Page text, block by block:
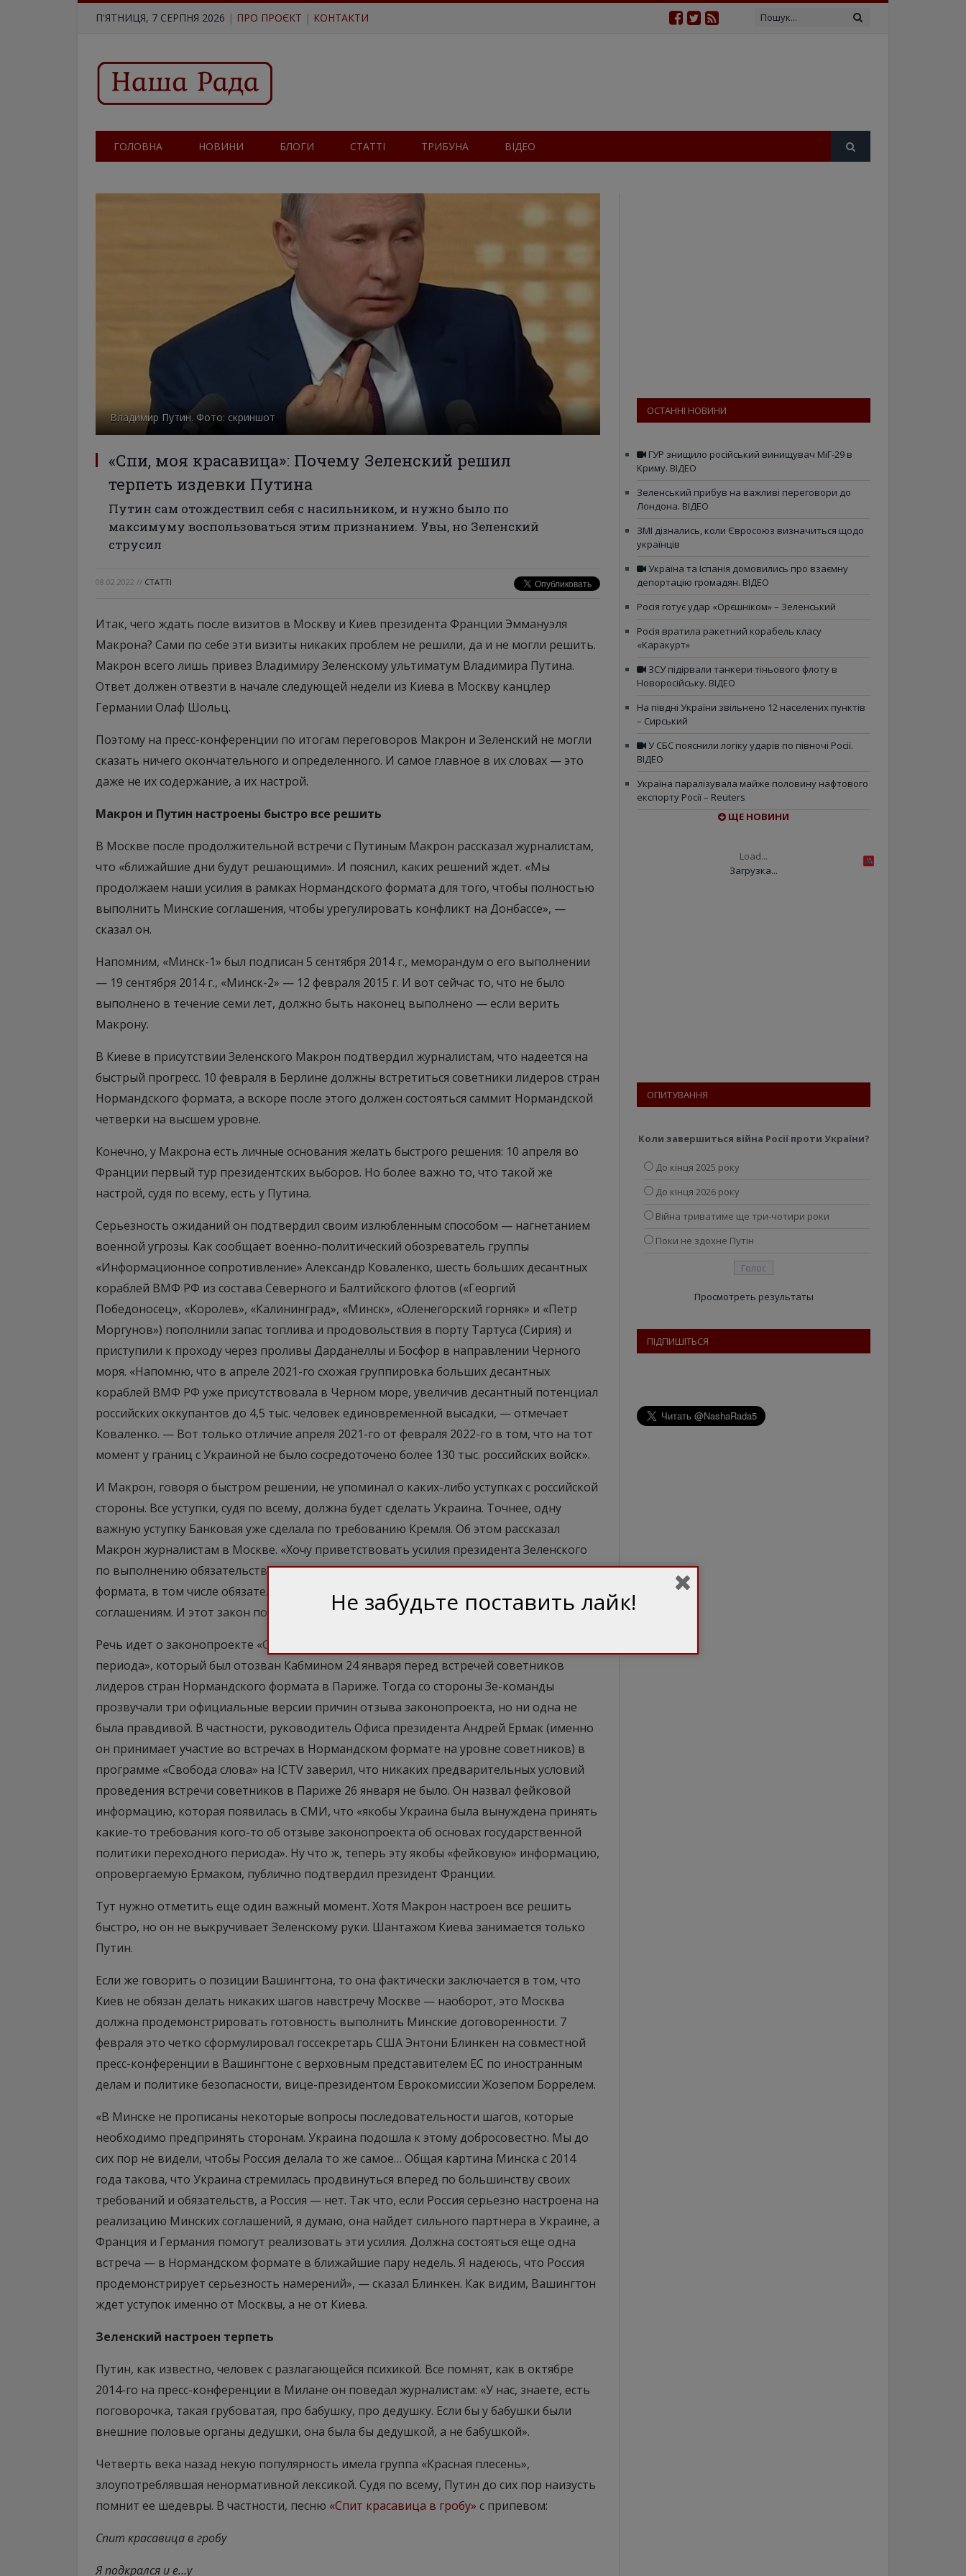
П'ЯТНИЦЯ, 7 СЕРПНЯ 2026 | ПРО ПРОЄКТ | КОНТАКТИ
ГОЛОВНА НОВИНИ БЛОГИ СТАТТІ ТРИБУНА ВІДЕО
Владимир Путин. Фото: скриншот
«Спи, моя красавица»: Почему Зеленский решил
терпеть издевки Путина
Путин сам отождествил себя с насильником, и нужно было по
максимуму воспользоваться этим признанием. Увы, но Зеленский
струсил
08.02.2022 // СТАТТІ
Итак, чего ждать после визитов в Москву и Киев президента Франции Эммануэля
Макрона? Сами по себе эти визиты никаких проблем не решили, да и не могли решить.
Макрон всего лишь привез Владимиру Зеленскому ультиматум Владимира Путина.
Ответ должен отвезти в начале следующей недели из Киева в Москву канцлер
Германии Олаф Шольц.
Поэтому на пресс-конференции по итогам переговоров Макрон и Зеленский не могли
сказать ничего окончательного и определенного. И самое главное в их словах — это
даже не их содержание, а их настрой.
Макрон и Путин настроены быстро все решить
В Москве после продолжительной встречи с Путиным Макрон рассказал журналистам,
что «ближайшие дни будут решающими». И пояснил, каких решений ждет. «Мы
продолжаем наши усилия в рамках Нормандского формата для того, чтобы полностью
выполнить Минские соглашения, чтобы урегулировать конфликт на Донбассе», —
сказал он.
Напомним, «Минск-1» был подписан 5 сентября 2014 г., меморандум о его выполнении
— 19 сентября 2014 г., «Минск-2» — 12 февраля 2015 г. И вот сейчас то, что не было
выполнено в течение семи лет, должно быть наконец выполнено — если верить
Макрону.
В Киеве в присутствии Зеленского Макрон подтвердил журналистам, что надеется на
быстрый прогресс. 10 февраля в Берлине должны встретиться советники лидеров стран
Нормандского формата, а вскоре после этого должен состояться саммит Нормандской
четверки на высшем уровне.
Конечно, у Макрона есть личные основания желать быстрого решения: 10 апреля во
Франции первый тур президентских выборов. Но более важно то, что такой же
настрой, судя по всему, есть у Путина.
Серьезность ожиданий он подтвердил своим излюбленным способом — нагнетанием
военной угрозы. Как сообщает военно-политический обозреватель группы
«Информационное сопротивление» Александр Коваленко, шесть больших десантных
кораблей ВМФ РФ из состава Северного и Балтийского флотов («Георгий
Победоносец», «Королев», «Калининград», «Минск», «Оленегорский горняк» и «Петр
Моргунов») пополнили запас топлива и продовольствия в порту Тартуса (Сирия) и
приступили к проходу через проливы Дарданеллы и Босфор в направлении Черного
моря. «Напомню, что в апреле 2021-го схожая группировка больших десантных
кораблей ВМФ РФ уже присутствовала в Черном море, увеличив десантный потенциал
российских оккупантов до 4,5 тыс. человек единовременной высадки, — отмечает
Коваленко. — Вот только отличие апреля 2021-го от февраля 2022-го в том, что на тот
момент у границ с Украиной не было сосредоточено более 130 тыс. российских войск».
И Макрон, говоря о быстром решении, не упоминал о каких-либо уступках с российской
стороны. Все уступки, судя по всему, должна будет сделать Украина. Точнее, одну
важную уступку Банковая уже сделала по требованию Кремля. Об этом рассказал
Макрон журналистам в Москве. «Хочу приветствовать усилия президента Зеленского
по выполнению обязательств, которые он взял на себя в рамках (Нормандского)
формата, в том числе обязательства отозвать закон, не соответствующий Минским
соглашениям. И этот закон по инициативе Зеленского был отозван», — заявил Макрон.
Речь идет о законопроекте «Об основах государственной политики переходного
периода», который был отозван Кабмином 24 января перед встречей советников
лидеров стран Нормандского формата в Париже. Тогда со стороны Зе-команды
прозвучали три официальные версии причин отзыва законопроекта, но ни одна не
была правдивой. В частности, руководитель Офиса президента Андрей Ермак (именно
он принимает участие во встречах в Нормандском формате на уровне советников) в
программе «Свобода слова» на ICTV заверил, что никаких предварительных условий
проведения встречи советников в Париже 26 января не было. Он назвал фейковой
информацию, которая появилась в СМИ, что «якобы Украина была вынуждена принять
какие-то требования кого-то об отзыве законопроекта об основах государственной
политики переходного периода». Ну что ж, теперь эту якобы «фейковую» информацию,
опровергаемую Ермаком, публично подтвердил президент Франции.
Тут нужно отметить еще один важный момент. Хотя Макрон настроен все решить
быстро, но он не выкручивает Зеленскому руки. Шантажом Киева занимается только
Путин.
Если же говорить о позиции Вашингтона, то она фактически заключается в том, что
Киев не обязан делать никаких шагов навстречу Москве — наоборот, это Москва
должна продемонстрировать готовность выполнить Минские договоренности. 7
февраля это четко сформулировал госсекретарь США Энтони Блинкен на совместной
пресс-конференции в Вашингтоне с верховным представителем ЕС по иностранным
делам и политике безопасности, вице-президентом Еврокомиссии Жозепом Боррелем.
«В Минске не прописаны некоторые вопросы последовательности шагов, которые
необходимо предпринять сторонам. Украина подошла к этому добросовестно. Мы до
сих пор не видели, чтобы Россия делала то же самое… Общая картина Минска с 2014
года такова, что Украина стремилась продвинуться вперед по большинству своих
требований и обязательств, а Россия — нет. Так что, если Россия серьезно настроена на
реализацию Минских соглашений, я думаю, она найдет сильного партнера в Украине, а
Франция и Германия помогут реализовать эти усилия. Должна состояться еще одна
встреча — в Нормандском формате в ближайшие пару недель. Я надеюсь, что Россия
продемонстрирует серьезность намерений», — сказал Блинкен. Как видим, Вашингтон
ждет уступок именно от Москвы, а не от Киева.
Зеленский настроен терпеть
Путин, как известно, человек с разлагающейся психикой. Все помнят, как в октябре
2014-го на пресс-конференции в Милане он поведал журналистам: «У нас, знаете, есть
поговорочка, такая грубоватая, про бабушку, про дедушку. Если бы у бабушки были
внешние половые органы дедушки, она была бы дедушкой, а не бабушкой».
Четверть века назад некую популярность имела группа «Красная плесень»,
злоупотреблявшая ненормативной лексикой. Судя по всему, Путин до сих пор наизусть
помнит ее шедевры. В частности, песню «Спит красавица в гробу» с припевом:
Спит красавица в гробу
Я подкрался и е…у
ОСТАННІ НОВИНИ
ГУР знищило російський винищувач МіГ-29 в
Криму. ВІДЕО
Зеленський прибув на важливі переговори до
Лондона. ВІДЕО
ЗМІ дізнались, коли Євросоюз визначиться щодо
українців
Україна та Іспанія домовились про взаємну
депортацію громадян. ВІДЕО
Росія готує удар «Орєшніком» – Зеленський
Росія вратила ракетний корабель класу
«Каракурт»
ЗСУ підірвали танкери тіньового флоту в
Новоросійську. ВІДЕО
На півдні України звільнено 12 населених пунктів
– Сирський
У СБС пояснили логіку ударів по півночі Росії.
ВІДЕО
Україна паралізувала майже половину нафтового
експорту Росії – Reuters
ЩЕ НОВИНИ
Load...
Загрузка...
ОПИТУВАННЯ
Коли завершиться війна Росії проти України?
До кінця 2025 року
До кінця 2026 року
Війна триватиме ще три-чотири роки
Поки не здохне Путін
Просмотреть результаты
ПІДПИШІТЬСЯ
Не забудьте поставить лайк!